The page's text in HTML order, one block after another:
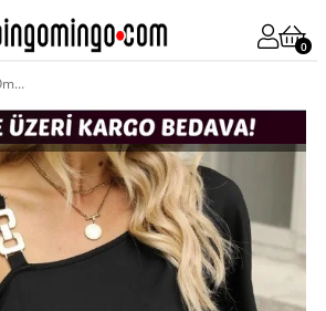
0
Kadın Tek Omuzu Açık Toka Detaylı Viskon Bluz